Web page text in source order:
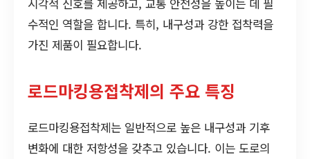
수적인 역할을 합니다. 특히, 내구성과 강한 접착력을
가진 제품이 필요합니다.
로드마킹용접착제의 주요 특징
로드마킹용접착제는 일반적으로 높은 내구성과 기후
변화에 대한 저항성을 갖추고 있습니다. 이는 도로의